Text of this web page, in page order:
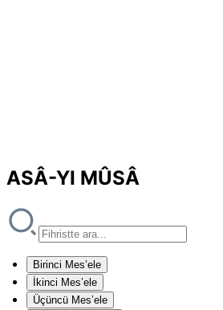
ASÂ-YI MÛSÂ
Birinci Mes’ele
İkinci Mes’ele
Üçüncü Mes’ele